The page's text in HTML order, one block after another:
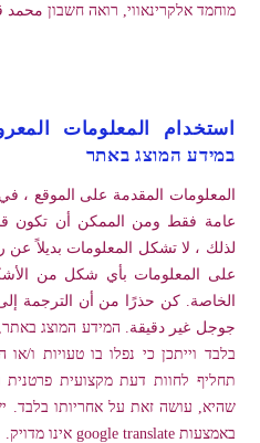
מוחמד אלקרינאווי, רואה חשבון
استخدام المعلومات
במידע המוצג באתר
المعلومات المقدمة على الموقع ،
عامة فقط ومن الممكن أن تكون
لذلك ، لا تشكل المعلومات بديلاً
على المعلومات بأي شكل من
الخاصة. كن حذرًا من أن الترجمة
جوجل غير دقيقة. המידע המוצג באתר,
בלבד וייתכן כי נפלו בו טעויות ו/
תחליף לחוות דעת מקצועית
שהיא, עושה זאת על אחריותו בלבד.
באמצעות google translate אינו מדויק.